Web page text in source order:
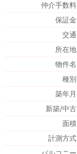
仲介手数料
保証金
交通
所在地
物件名
種別
築年月
新築/中古
面積
計測方式